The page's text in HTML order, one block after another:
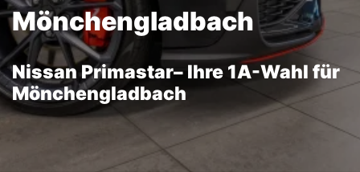
Mönchengladbach
Nissan Primastar– Ihre 1A-Wahl für
Mönchengladbach